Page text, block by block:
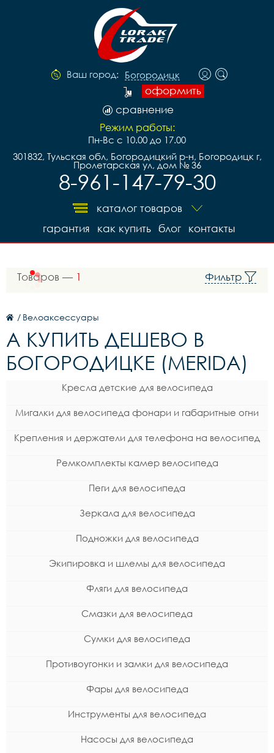
Ваш город: Богородицк
оформить
сравнение
Режим работы:
Пн-Вс с 10.00 до 17.00
301832, Тульская обл, Богородицкий р-н, Богородицк г,
Пролетарская ул, дом № 36
8-961-147-79-30
каталог товаров
контакты
блог
как купить
гарантия
Товаров — 1 Фильтр
/ Велоаксессуары
A КУПИТЬ ДЕШЕВО В
БОГОРОДИЦКЕ (MERIDA)
Кресла детские для велосипеда
Мигалки для велосипеда фонари и габаритные огни
Крепления и держатели для телефона на велосипед
Ремкомплекты камер велосипеда
Пеги для велосипеда
Зеркала для велосипеда
Подножки для велосипеда
Экипировка и шлемы для велосипеда
Фляги для велосипеда
Смазки для велосипеда
Сумки для велосипеда
Противоугонки и замки для велосипеда
Фары для велосипеда
Инструменты для велосипеда
Насосы для велосипеда